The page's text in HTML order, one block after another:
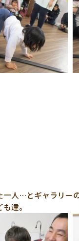
人…とギャラリー
達。